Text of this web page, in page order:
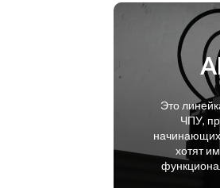
Это
ЧПУ,
начинающих
хотят